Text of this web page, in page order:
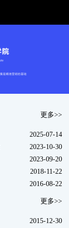
更多>>
2025-07-14
2023-10-30
2023-09-20
2018-11-22
2016-08-22
更多>>
2015-12-30